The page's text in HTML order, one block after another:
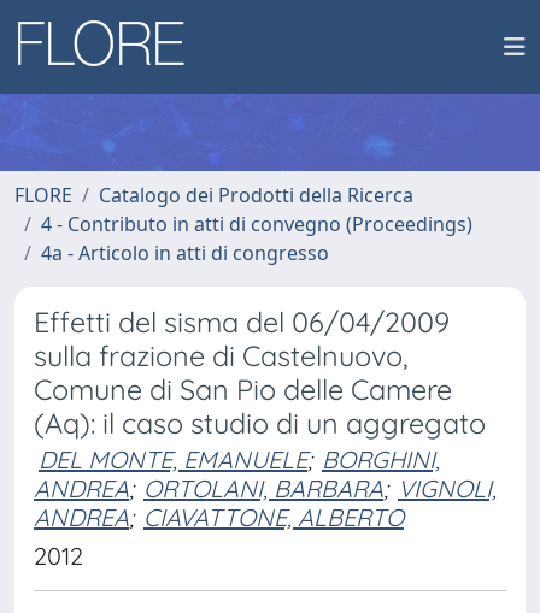
FLORE
Catalogo dei Prodotti della Ricerca
4 - Contributo in atti di convegno (Proceedings)
4a - Articolo in atti di congresso
Effetti del sisma del 06/04/2009
sulla frazione di Castelnuovo,
Comune di San Pio delle Camere
(Aq): il caso studio di un aggregato
DEL MONTE, EMANUELE; BORGHINI,
ANDREA; ORTOLANI, BARBARA; VIGNOLI,
ANDREA; CIAVATTONE, ALBERTO
2012